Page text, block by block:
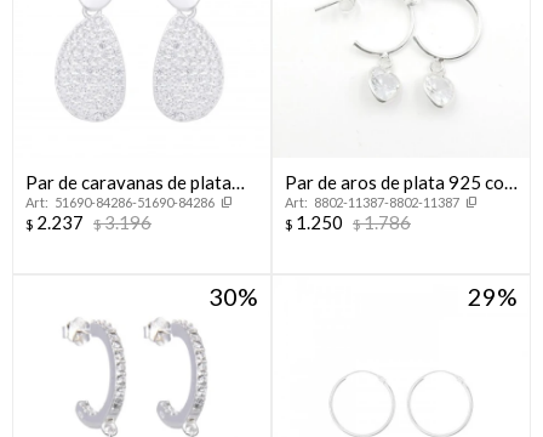
Par de caravanas de plata
925 con circonias.
51690-84286-51690-84286
$ 2.237 $3.196
Par de aros de plata 925 con
dije corazón.
8802-11387-8802-11387
$ 1.250 $1.786
30 29